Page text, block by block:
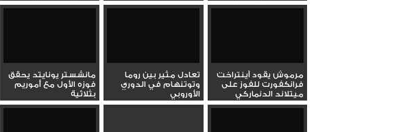
مرموش يقود آينتراخت
فرانكفورت للفوز على
ميتلاند الدنماركي
تعادل مثير بين روما
وتوتنهام في الدوري
الأوروبي
مانشستر يونايتد يحقق
فوزه الأول مع أموريم
بثلاثية